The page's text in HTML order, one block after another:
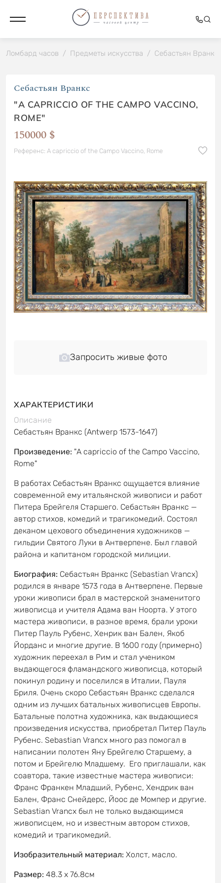
Ломбард часов / Предметы искусства / Себастьян Вранкс
Себастьян Вранкс
"A CAPRICCIO OF THE CAMPO VACCINO,
ROME"
150000 $
Референс: A capriccio of the Campo Vaccino, Rome
Запросить живые фото
ХАРАКТЕРИСТИКИ
Описание
Себастьян Вранкс (Antwerp 1573-1647)
Произведение: "A capriccio of the Campo Vaccino,
Rome"
В работах Себастьян Вранкс ощущается влияние
современной ему итальянской живописи и работ
Питера Брейгеля Старшего. Себастьян Вранкс —
автор стихов, комедий и трагикомедий. Состоял
деканом цехового объединения художников —
гильдии Святого Луки в Антверпене. Был главой
района и капитаном городской милиции.
Биография: Себастьян Вранкс (Sebastian Vrancx)
родился в январе 1573 года в Антверпене. Первые
уроки живописи брал в мастерской знаменитого
живописца и учителя Адама ван Ноорта. У этого
мастера живописи, в разное время, брали уроки
Питер Пауль Рубенс, Хенрик ван Бален, Якоб
Йорданс и многие другие. В 1600 году (примерно)
художник переехал в Рим и стал учеником
выдающегося фламандского живописца, который
покинул родину и поселился в Италии, Пауля
Бриля. Очень скоро Себастьян Вранкс сделался
одним из лучших батальных живописцев Европы.
Батальные полотна художника, как выдающиеся
произведения искусства, приобретал Питер Пауль
Рубенс. Sebastian Vrancx много раз помогал в
написании полотен Яну Брейгелю Старшему, а
потом и Брейгелю Младшему. Его приглашали, как
соавтора, такие известные мастера живописи:
Франс Франкен Младший, Рубенс, Хендрик ван
Бален, Франс Снейдерс, Йоос де Момпер и другие.
Sebastian Vrancx был не только выдающимся
живописцем, но и известным автором стихов,
комедий и трагикомедий.
Изобразительный материал: Холст, масло.
Размер: 48.3 x 76.8см